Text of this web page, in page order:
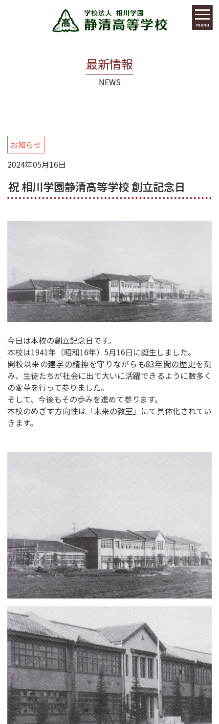
menu
最新情報
NEWS
お知らせ
2024年05月16日
祝 相川学園静清高等学校 創立記念日
今日は本校の創立記念日です。
本校は1941年（昭和16年）5月16日に誕生しました。
開校以来の建学の精神を守りながらも83年間の歴史を刻
み、生徒たちが社会に出て大いに活躍できるように数多く
の変革を行って参りました。
そして、今後もその歩みを進めて参ります。
本校のめざす方向性は 「未来の教室」 にて具体化されてい
きます。